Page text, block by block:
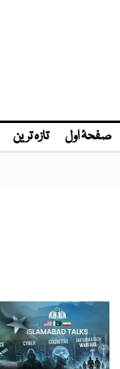
صفحۂ اول تازہ ترین